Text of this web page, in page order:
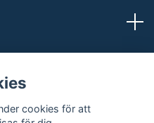
15.00. Övrig tid efter
cookies för att